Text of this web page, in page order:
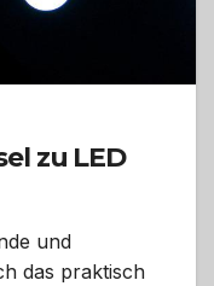
zu LED
und
das praktisch